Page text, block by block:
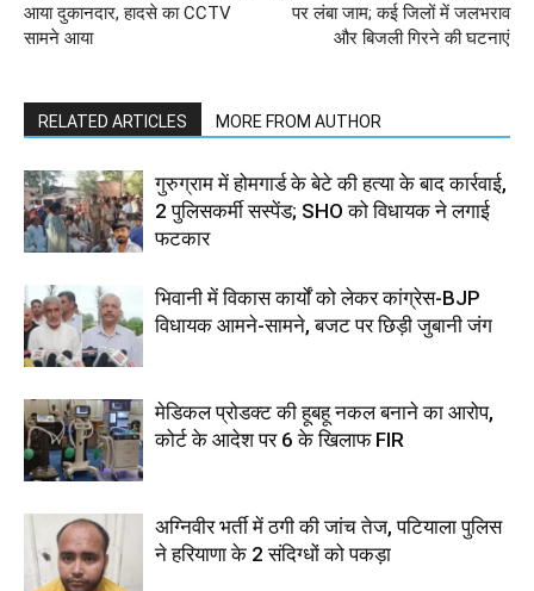
आया दुकानदार, हादसे का CCTV
सामने आया
पर लंबा जाम; कई जिलों में जलभराव
और बिजली गिरने की घटनाएं
RELATED ARTICLES MORE FROM AUTHOR
गुरुग्राम में होमगार्ड के बेटे की हत्या के बाद कार्रवाई,
2 पुलिसकर्मी सस्पेंड; SHO को विधायक ने लगाई
फटकार
भिवानी में विकास कार्यों को लेकर कांग्रेस-BJP
विधायक आमने-सामने, बजट पर छिड़ी जुबानी जंग
मेडिकल प्रोडक्ट की हूबहू नकल बनाने का आरोप,
कोर्ट के आदेश पर 6 के खिलाफ FIR
अग्निवीर भर्ती में ठगी की जांच तेज, पटियाला पुलिस
ने हरियाणा के 2 संदिग्धों को पकड़ा